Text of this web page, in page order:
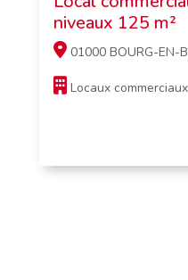
niveaux 125 m²
01000 BOURG-EN-
Locaux commerciaux